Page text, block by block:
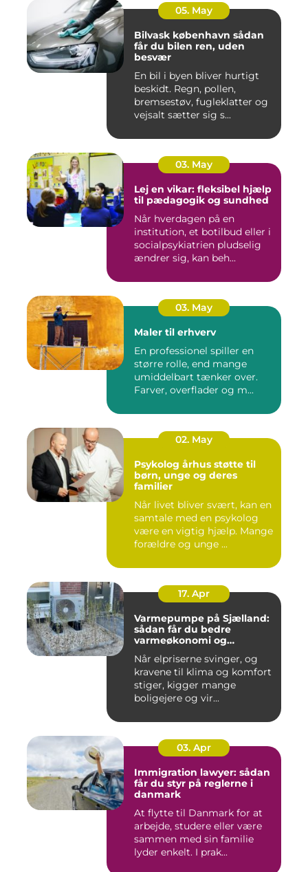
05. May
Bilvask københavn sådan
får du bilen ren, uden
besvær
En bil i byen bliver hurtigt
beskidt. Regn, pollen,
bremsestøv, fugleklatter og
vejsalt sætter sig s...
03. May
Lej en vikar: fleksibel hjælp
til pædagogik og sundhed
Når hverdagen på en
institution, et botilbud eller i
socialpsykiatrien pludselig
ændrer sig, kan beh...
03. May
Maler til erhverv
En professionel spiller en
større rolle, end mange
umiddelbart tænker over.
Farver, overflader og m...
02. May
Psykolog århus støtte til
børn, unge og deres
familier
Når livet bliver svært, kan en
samtale med en psykolog
være en vigtig hjælp. Mange
forældre og unge ...
17. Apr
Varmepumpe på Sjælland:
sådan får du bedre
varmeøkonomi og
Når elpriserne svinger, og
kravene til klima og komfort
stiger, kigger mange
boligejere og vir...
03. Apr
Immigration lawyer: sådan
får du styr på reglerne i
danmark
At flytte til Danmark for at
arbejde, studere eller være
sammen med sin familie
lyder enkelt. I prak...